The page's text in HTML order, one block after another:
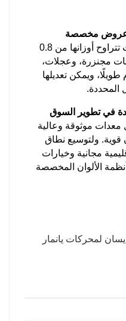
مخصصة
تشمل مجموعة منتجاتنا حفارات تتراوح أوزانها من 0.8
مجنزرة، وعجلات،
ويمكن تعديلها
المحددة.
في تطوير السوق
موثوقة وعالية
ولتوسيع نطاق
مجانية وخيارات
الألوان المخصصة